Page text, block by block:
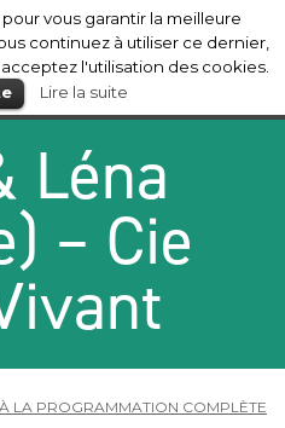
Léna
– Cie
LA PROGRAMMATION COMPLÈTE
vous garantir la meilleure
continuez à utiliser ce dernier,
l'utilisation des cookies.
Lire la suite